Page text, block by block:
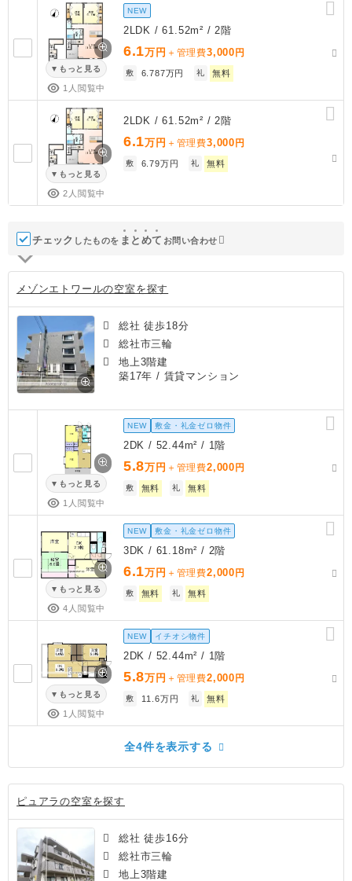
もっと見る
1人閲覧中
NEW
2LDK / 61.52m² / 2階
6.1万円 ＋管理費3,000 円
敷 6.787万円 礼 無料
もっと見る
2人閲覧中
2LDK / 61.52m² / 2階
6.1万円 ＋管理費3,000 円
敷 6.79万円 礼 無料
チェック したものを ま と めて お問い合わせ
メゾンエトワールの空室を探す
総社 徒歩18分
総社市三輪
地上3階建
築17年 / 賃貸マンション
もっと見る
1人閲覧中
NEW 敷金・礼金ゼロ物件
2DK / 52.44m² / 1階
5.8万円 ＋管理費2,000 円
敷 無料 礼 無料
もっと見る
4人閲覧中
NEW 敷金・礼金ゼロ物件
3DK / 61.18m² / 2階
6.1万円 ＋管理費2,000 円
敷 無料 礼 無料
もっと見る
1人閲覧中
NEW イチオシ物件
2DK / 52.44m² / 1階
5.8万円 ＋管理費2,000 円
敷 11.6万円 礼 無料
全4件を表示する
ピュアラの空室を探す
総社 徒歩16分
総社市三輪
地上3階建